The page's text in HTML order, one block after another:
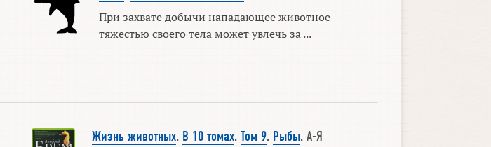
При захвате добычи нападающее животное
тяжестью своего тела может увлечь за ...
Жизнь животных. В 10 томах. Том 9. Рыбы. А-Я